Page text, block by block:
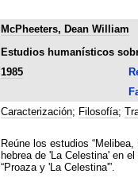
McPheeters, Dean William
Estudios humanísticos
1985
Caracterización; Filosofía;
Reúne los estudios
hebrea de 'La Celestina' en
“Proaza y 'La Celestina'”.